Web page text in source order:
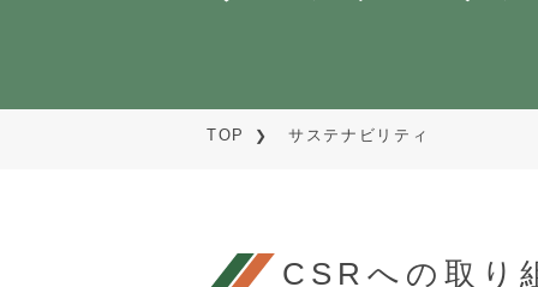
TOP サステナビリティ
CSRへの取り